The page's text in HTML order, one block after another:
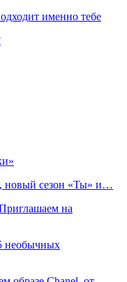
именно тебе
новый сезон «Ты» и…
на
необычных